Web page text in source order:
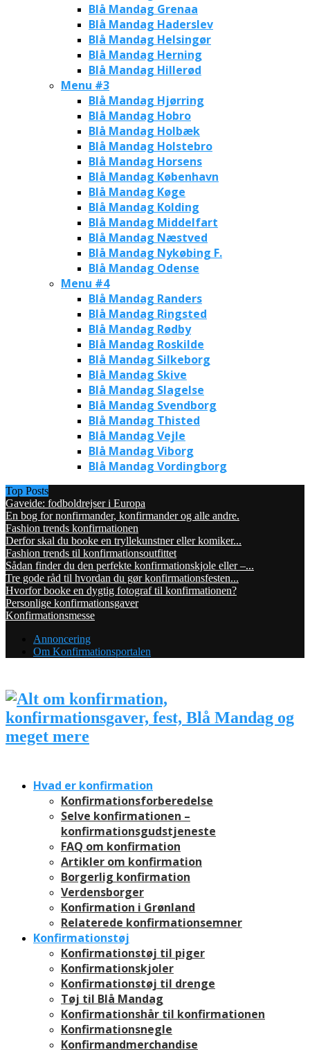
Blå Mandag Grenaa
Blå Mandag Haderslev
Blå Mandag Helsingør
Blå Mandag Herning
Blå Mandag Hillerød
Menu #3
Blå Mandag Hjørring
Blå Mandag Hobro
Blå Mandag Holbæk
Blå Mandag Holstebro
Blå Mandag Horsens
Blå Mandag København
Blå Mandag Køge
Blå Mandag Kolding
Blå Mandag Middelfart
Blå Mandag Næstved
Blå Mandag Nykøbing F.
Blå Mandag Odense
Menu #4
Blå Mandag Randers
Blå Mandag Ringsted
Blå Mandag Rødby
Blå Mandag Roskilde
Blå Mandag Silkeborg
Blå Mandag Skive
Blå Mandag Slagelse
Blå Mandag Svendborg
Blå Mandag Thisted
Blå Mandag Vejle
Blå Mandag Viborg
Blå Mandag Vordingborg
Top Posts
Gaveide: fodboldrejser i Europa
En bog for nonfirmander, konfirmander og alle andre.
Fashion trends konfirmationen
Derfor skal du booke en tryllekunstner eller komiker...
Fashion trends til konfirmationsoutfittet
Sådan finder du den perfekte konfirmationskjole eller –...
Tre gode råd til hvordan du gør konfirmationsfesten...
Hvorfor booke en dygtig fotograf til konfirmationen?
Personlige konfirmationsgaver
Konfirmationsmesse
Annoncering
Om Konfirmationsportalen
Hvad er konfirmation
Konfirmationsforberedelse
Selve konfirmationen –
konfirmationsgudstjeneste
FAQ om konfirmation
Artikler om konfirmation
Borgerlig konfirmation
Verdensborger
Konfirmation i Grønland
Relaterede konfirmationsemner
Konfirmationstøj
Konfirmationstøj til piger
Konfirmationskjoler
Konfirmationstøj til drenge
Tøj til Blå Mandag
Konfirmationshår til konfirmationen
Konfirmationsnegle
Konfirmandmerchandise